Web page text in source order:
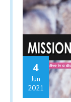
4
Jun
2021